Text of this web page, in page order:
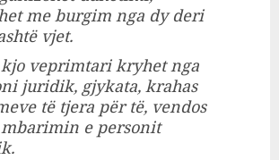
me burgim nga dy deri
vjet.
kjo veprimtari kryhet nga
juridik, gjykata, krahas
të tjera për të, vendos
mbarimin e personit